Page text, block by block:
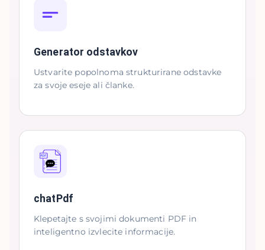
Generator odstavkov
Ustvarite popolnoma strukturirane odstavke
za svoje eseje ali članke.
chatPdf
Klepetajte s svojimi dokumenti PDF in
inteligentno izvlecite informacije.